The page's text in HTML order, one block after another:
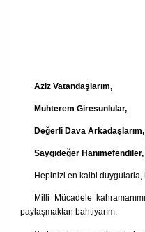
Aziz Vatandaşlarım,
Muhterem Giresunlular,
Değerli Dava Arkadaşlarım,
Saygıdeğer
Hepinizi en kalbi duygularla,
Milli Mücadele
paylaşmaktan bahtiyarım.